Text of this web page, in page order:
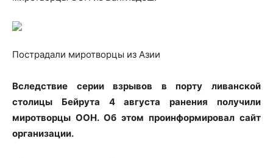
Пострадали миротворцы из Азии
Вследствие серии взрывов в порту ливанской
столицы Бейрута 4 августа ранения получили
миротворцы ООН. Об этом проинформировал сайт
организации.